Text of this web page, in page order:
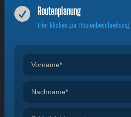
 Routenplanung
Hier klicken zur Routenbeschreibung.